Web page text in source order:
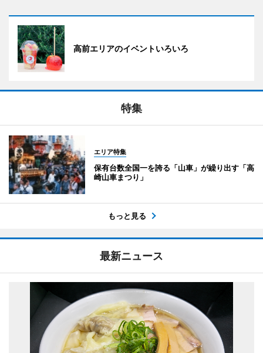
高前エリアのイベントいろいろ
特集
エリア特集
保有台数全国一を誇る「山車」が繰り出す「高
崎山車まつり」
もっと見る
最新ニュース